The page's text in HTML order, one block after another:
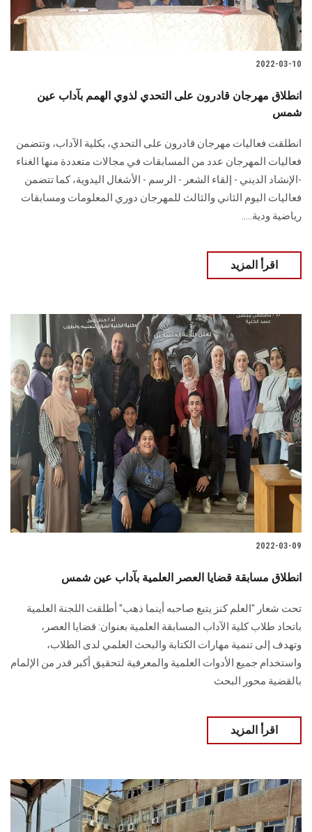
2022-03-10
انطلاق مهرجان قادرون على التحدي لذوي الهمم بآداب عين
شمس
انطلقت فعاليات مهرجان قادرون على التحدي، بكلية الآداب، وتتضمن
فعاليات المهرجان عدد من المسابقات في مجالات متعددة منها الغناء
-الإنشاد الديني - إلقاء الشعر - الرسم - الأشغال اليدوية، كما تتضمن
فعاليات اليوم الثاني والثالث للمهرجان دوري المعلومات ومسابقات
رياضية ودية.....
اقرأ المزيد
2022-03-09
انطلاق مسابقة قضايا العصر العلمية بآداب عين شمس
تحت شعار "العلم كنز يتبع صاحبه أينما ذهب" أطلقت اللجنة العلمية
باتحاد طلاب كلية الآداب المسابقة العلمية بعنوان: قضايا العصر،
وتهدف إلى تنمية مهارات الكتابة والبحث العلمي لدى الطلاب،
واستخدام جميع الأدوات العلمية والمعرفية لتحقيق أكبر قدر من الإلمام
بالقضية محور البحث
اقرأ المزيد